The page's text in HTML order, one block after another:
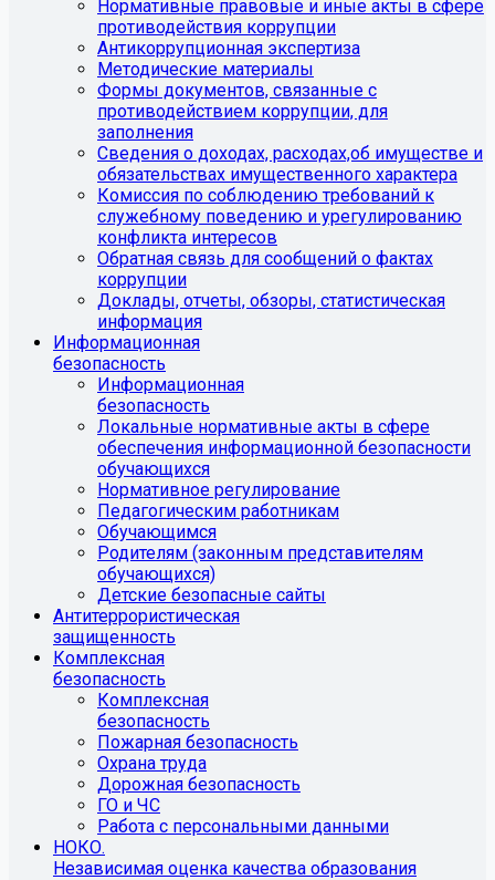
Нормативные правовые и иные акты в сфере
противодействия коррупции
Антикоррупционная экспертиза
Методические материалы
Формы документов, связанные с
противодействием коррупции, для
заполнения
Сведения о доходах, расходах,об имуществе и
обязательствах имущественного характера
Комиссия по соблюдению требований к
служебному поведению и урегулированию
конфликта интересов
Обратная связь для сообщений о фактах
коррупции
Доклады, отчеты, обзоры, статистическая
информация
Информационная
безопасность
Информационная
безопасность
Локальные нормативные акты в сфере
обеспечения информационной безопасности
обучающихся
Нормативное регулирование
Педагогическим работникам
Обучающимся
Родителям (законным представителям
обучающихся)
Детские безопасные сайты
Антитеррористическая
защищенность
Комплексная
безопасность
Комплексная
безопасность
Пожарная безопасность
Охрана труда
Дорожная безопасность
ГО и ЧС
Работа с персональными данными
НОКО.
Независимая оценка качества образования